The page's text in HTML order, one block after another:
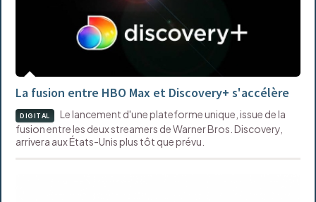
La fusion entre HBO Max et Discovery+ s'accélère
DIGITAL
Le lancement d'une plateforme unique, issue de la
fusion entre les deux streamers de Warner Bros. Discovery,
arrivera aux États-Unis plus tôt que prévu.